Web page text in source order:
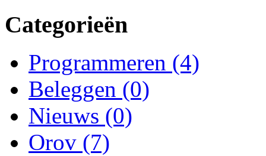
Categorieën
Programmeren (4)
Beleggen (0)
Nieuws (0)
Orov (7)